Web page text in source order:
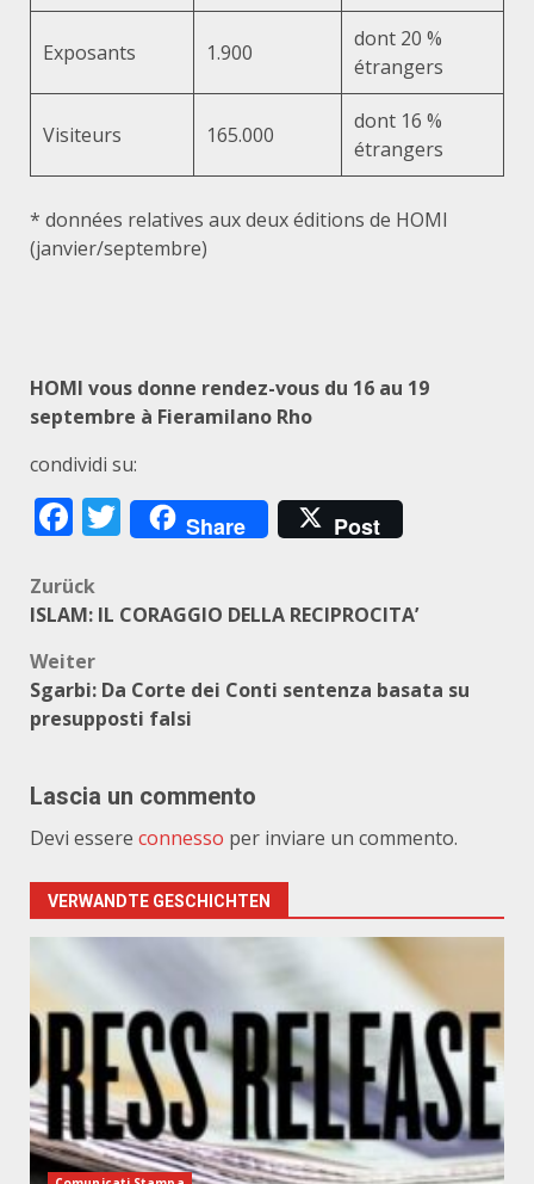
Exposants 1.900
dont 20 %
étrangers
Visiteurs 165.000
dont 16 %
étrangers
* données relatives aux deux éditions de HOMI
(janvier/septembre)
HOMI vous donne rendez-vous du 16 au 19
septembre à Fieramilano Rho
condividi su:
Facebook
Twitter
Share Post
Beitragsnavigation
Zurück
ISLAM: IL CORAGGIO DELLA RECIPROCITA’
Weiter
Sgarbi: Da Corte dei Conti sentenza basata su
presupposti falsi
Lascia un commento
Devi essere connesso per inviare un commento.
VERWANDTE GESCHICHTEN